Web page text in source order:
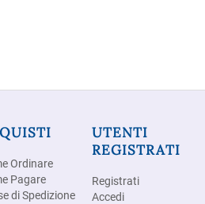
Ordinare
Pagare
di Spedizione
UTENTI
REGISTRATI
Registrati
Accedi